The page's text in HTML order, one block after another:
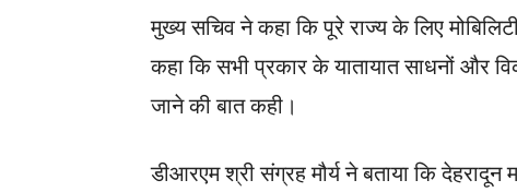
मुख्य सचिव ने कहा कि पूरे राज्य के लिए
कहा कि सभी प्रकार के यातायात साधनों और
जाने की बात कही।
डीआरएम श्री संग्रह मौर्य ने बताया कि देहरादून